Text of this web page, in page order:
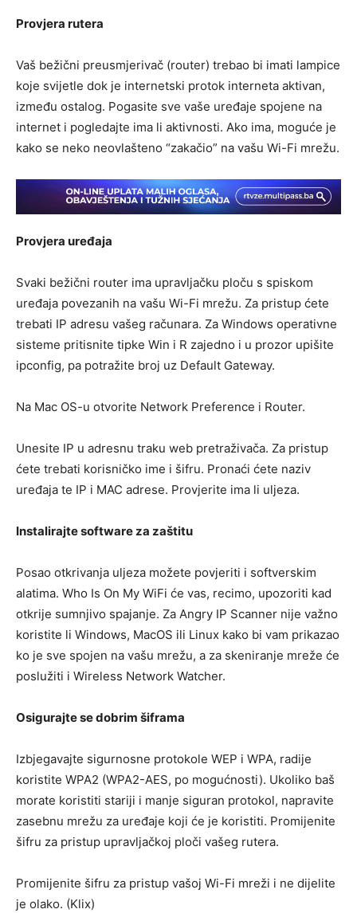
Provjera rutera
Vaš bežični preusmjerivač (router) trebao bi imati lampice
koje svijetle dok je internetski protok interneta aktivan,
između ostalog. Pogasite sve vaše uređaje spojene na
internet i pogledajte ima li aktivnosti. Ako ima, moguće je
kako se neko neovlašteno “zakačio” na vašu Wi-Fi mrežu.
Provjera uređaja
Svaki bežični router ima upravljačku ploču s spiskom
uređaja povezanih na vašu Wi-Fi mrežu. Za pristup ćete
trebati IP adresu vašeg računara. Za Windows operativne
sisteme pritisnite tipke Win i R zajedno i u prozor upišite
ipconfig, pa potražite broj uz Default Gateway.
Na Mac OS-u otvorite Network Preference i Router.
Unesite IP u adresnu traku web pretraživača. Za pristup
ćete trebati korisničko ime i šifru. Pronaći ćete naziv
uređaja te IP i MAC adrese. Provjerite ima li uljeza.
Instalirajte software za zaštitu
Posao otkrivanja uljeza možete povjeriti i softverskim
alatima. Who Is On My WiFi će vas, recimo, upozoriti kad
otkrije sumnjivo spajanje. Za Angry IP Scanner nije važno
koristite li Windows, MacOS ili Linux kako bi vam prikazao
ko je sve spojen na vašu mrežu, a za skeniranje mreže će
poslužiti i Wireless Network Watcher.
Osigurajte se dobrim šiframa
Izbjegavajte sigurnosne protokole WEP i WPA, radije
koristite WPA2 (WPA2-AES, po mogućnosti). Ukoliko baš
morate koristiti stariji i manje siguran protokol, napravite
zasebnu mrežu za uređaje koji će je koristiti. Promijenite
šifru za pristup upravljačkoj ploči vašeg rutera.
Promijenite šifru za pristup vašoj Wi-Fi mreži i ne dijelite
je olako. (Klix)